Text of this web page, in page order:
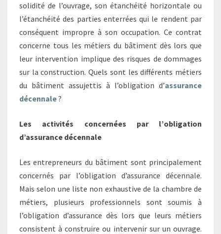
solidité de l’ouvrage, son étanchéité horizontale ou
l’étanchéité des parties enterrées qui le rendent par
conséquent impropre à son occupation. Ce contrat
concerne tous les métiers du bâtiment dès lors que
leur intervention implique des risques de dommages
sur la construction. Quels sont les différents métiers
du bâtiment assujettis à l’obligation d’assurance
décennale?
Les activités concernées par l’obligation
d’assurance décennale
Les entrepreneurs du bâtiment sont principalement
concernés par l’obligation d’assurance décennale.
Mais selon une liste non exhaustive de la chambre de
métiers, plusieurs professionnels sont soumis à
l’obligation d’assurance dès lors que leurs métiers
consistent à construire ou intervenir sur un ouvrage.